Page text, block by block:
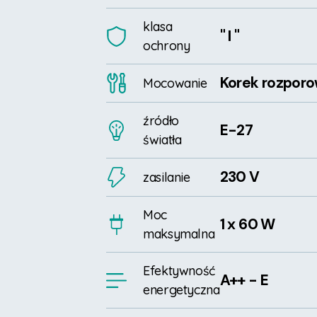
klasa
ochrony
" I "
Mocowanie Korek
źródło
światła
E-27
zasilanie 230 V
Moc
maksymalna 1 x 60 W
Efektywność
energetycznaA++ - E